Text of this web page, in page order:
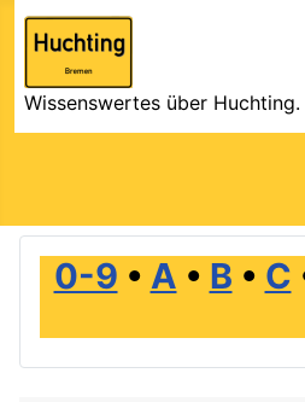
Wissenswertes über
0-9 • A • B • C